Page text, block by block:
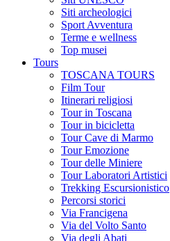
Siti archeologici
Sport Avventura
Terme e wellness
Top musei
Tours
TOSCANA TOURS
Film Tour
Itinerari religiosi
Tour in Toscana
Tour in bicicletta
Tour Cave di Marmo
Tour Emozione
Tour delle Miniere
Tour Laboratori Artistici
Trekking Escursionistico
Percorsi storici
Via Francigena
Via del Volto Santo
Via degli Abati